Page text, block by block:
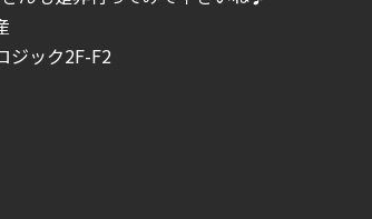
ジック2F-F2